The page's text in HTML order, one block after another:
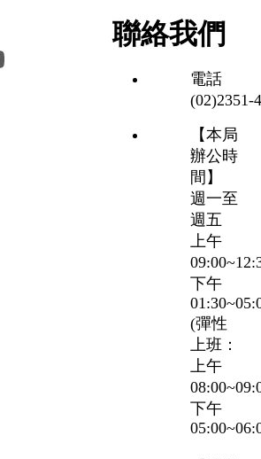
聯絡我們
電話
【本局
辦公時
間】
週一至
週五
上午
下午
(彈性
上班：
上午
下午